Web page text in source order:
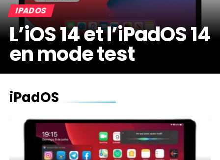
IPADOS
L’iOS 14 et l’iPadOS 14
en mode test
iPadOS